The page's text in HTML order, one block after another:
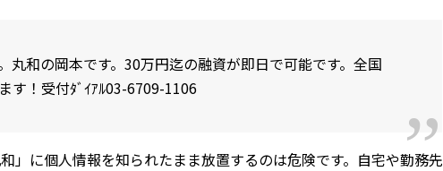
丸和の岡本です。30万円迄の融資が即日で可能です。全国
す！受付ﾀﾞｲｱﾙ03-6709-1106
」に個人情報を知られたまま放置するのは危険です。自宅や勤務先